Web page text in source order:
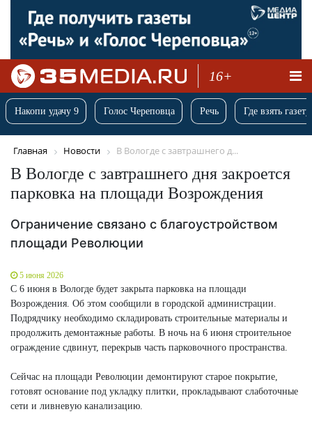
16+
Накопи удачу 9 Голос Череповца Речь Где взять
Главная Новости В Вологде с завтрашнего д...
В Вологде с завтрашнего дня закроется
парковка на площади Возрождения
Ограничение связано с благоустройством
площади Революции
5 июня 2026
С 6 июня в Вологде будет закрыта парковка на площади
Возрождения. Об этом сообщили в городской администрации.
Подрядчику необходимо складировать строительные материалы и
продолжить демонтажные работы. В ночь на 6 июня строительное
ограждение сдвинут, перекрыв часть парковочного пространства.
Сейчас на площади Революции демонтируют старое покрытие,
готовят основание под укладку плитки, прокладывают слаботочные
сети и ливневую канализацию.